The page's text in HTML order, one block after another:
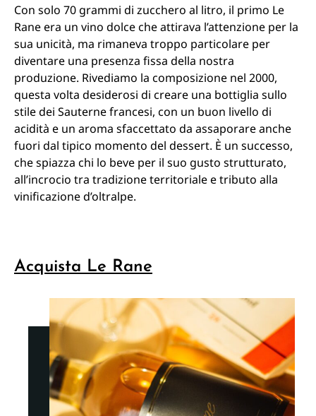
Con solo 70 grammi di zucchero al litro, il primo Le
Rane era un vino dolce che attirava l’attenzione per la
sua unicità, ma rimaneva troppo particolare per
diventare una presenza fissa della nostra
produzione. Rivediamo la composizione nel 2000,
questa volta desiderosi di creare una bottiglia sullo
stile dei Sauterne francesi, con un buon livello di
acidità e un aroma sfaccettato da assaporare anche
fuori dal tipico momento del dessert. È un successo,
che spiazza chi lo beve per il suo gusto strutturato,
all’incrocio tra tradizione territoriale e tributo alla
vinificazione d’oltralpe.
Acquista Le Rane